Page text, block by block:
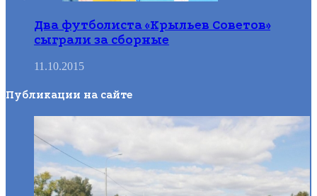
Два футболиста «Крыльев Советов»
сыграли за сборные
11.10.2015
Публикации на сайте